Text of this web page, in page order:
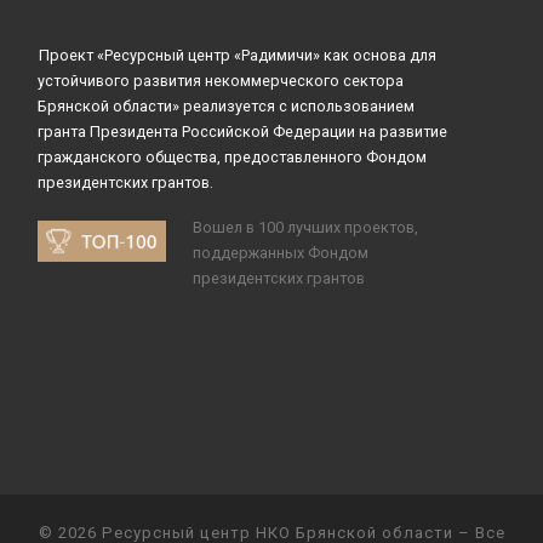
Проект «Ресурсный центр «Радимичи» как основа для
устойчивого развития некоммерческого сектора
Брянской области» реализуется с использованием
гранта Президента Российской Федерации на развитие
гражданского общества, предоставленного Фондом
президентских грантов.
Вошел в 100 лучших проектов,
поддержанных Фондом
президентских грантов
© 2026 Ресурсный центр НКО Брянской области – Все